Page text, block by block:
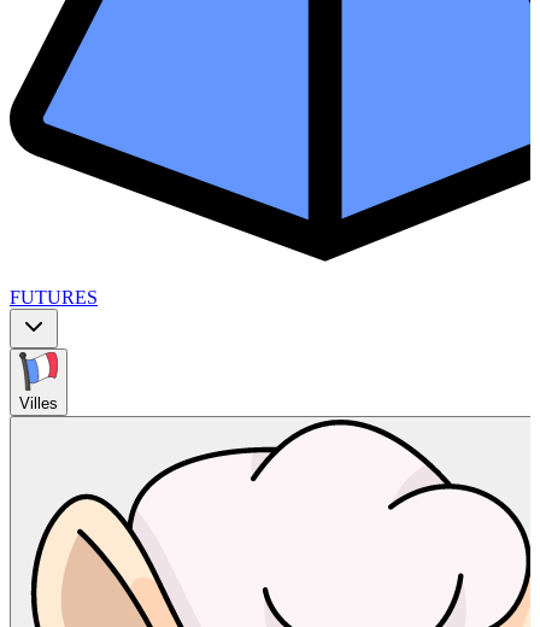
FUTURES
Villes